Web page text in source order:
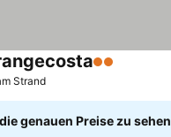
2 Sterne
Strand
genauen Preise zu sehen